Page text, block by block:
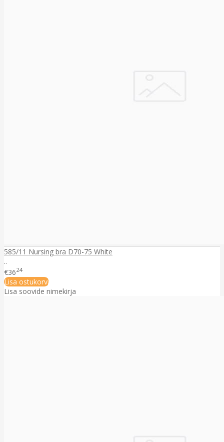
585/11 Nursing bra D70-75 White
..
€3624
Lisa ostukorvi
Lisa soovide nimekirja